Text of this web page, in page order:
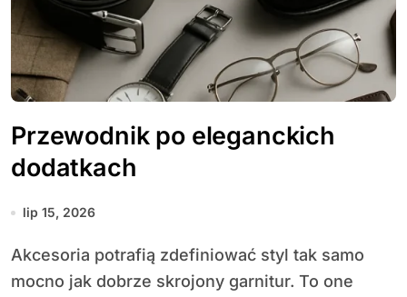
Przewodnik po eleganckich
dodatkach
lip 15, 2026
Akcesoria potrafią zdefiniować styl tak samo
mocno jak dobrze skrojony garnitur. To one